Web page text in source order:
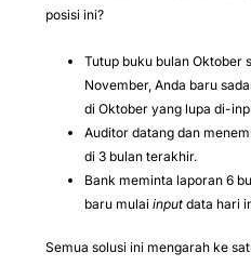
posisi ini?
Tutup buku bulan Oktober
November, Anda baru
di Oktober yang lupa di-
Auditor datang dan
di 3 bulan terakhir.
Bank meminta laporan 6
baru mulai input data hari
Semua solusi ini mengarah ke